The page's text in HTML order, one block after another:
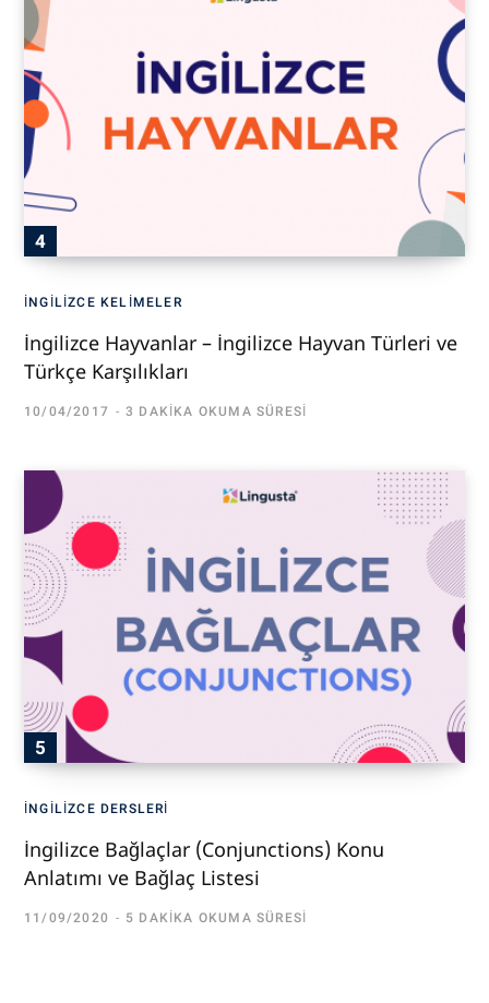
İNGILIZCE KELIMELER
İngilizce Hayvanlar – İngilizce Hayvan Türleri ve
Türkçe Karşılıkları
10/04/2017 3 DAKIKA OKUMA SÜRESI
İNGILIZCE DERSLERI
İngilizce Bağlaçlar (Conjunctions) Konu
Anlatımı ve Bağlaç Listesi
11/09/2020 5 DAKIKA OKUMA SÜRESI